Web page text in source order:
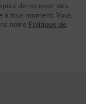
de recevoir des
à tout moment. Vous
notre Politique de